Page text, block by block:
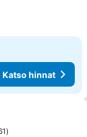
Katso hinnat